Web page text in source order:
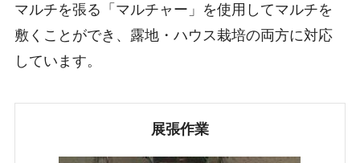
マルチを張る「マルチャー」を使用してマルチを
敷くことができ、露地・ハウス栽培の両方に対応
しています。
展張作業